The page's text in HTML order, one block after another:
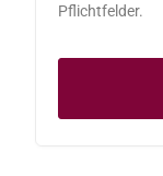
Pflichtfelder.